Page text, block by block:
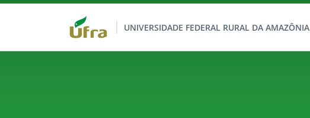
UNIVERSIDADE FEDERAL RURAL DA AMAZÔNIA